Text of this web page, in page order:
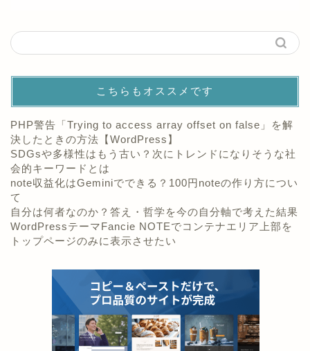
こちらもオススメです
PHP警告「Trying to access array offset on false」を解
決したときの方法【WordPress】
SDGsや多様性はもう古い？次にトレンドになりそうな社
会的キーワードとは
note収益化はGeminiでできる？100円noteの作り方につい
て
自分は何者なのか？答え・哲学を今の自分軸で考えた結果
WordPressテーマFancie NOTEでコンテナエリア上部を
トップページのみに表示させたい